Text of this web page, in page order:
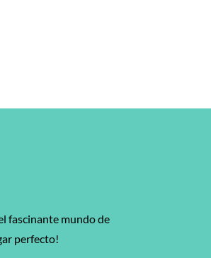
fascinante mundo de
perfecto!